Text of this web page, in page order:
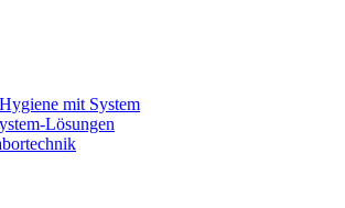
mit System
Lösungen